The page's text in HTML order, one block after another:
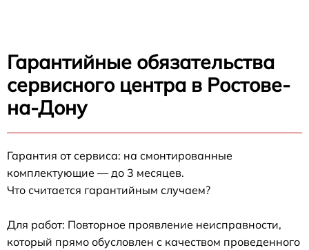
Гарантийные обязательства
сервисного центра в Ростове-
на-Дону
Гарантия от сервиса: на смонтированные
комплектующие — до 3 месяцев.
Что считается гарантийным случаем?
Для работ: Повторное проявление неисправности,
который прямо обусловлен с качеством проведенного